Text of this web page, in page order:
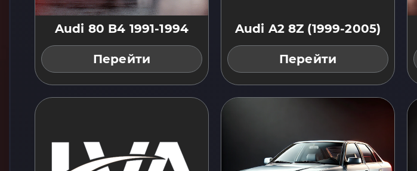
Audi 80 B4 1991-1994
Перейти
Audi A2 8Z (1999-2005)
Перейти